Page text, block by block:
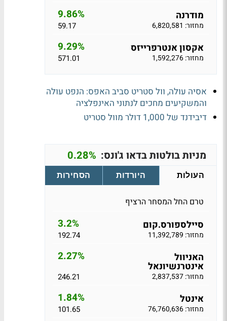
מודרנה 9.86%
מחזור: 6,820,581 59.17
אקסון אנטרפרייזס 9.29%
מחזור: 1,592,276 571.01
אסיה עולה, וול סטריט סביב האפס: הנפט עולה
והמשקיעים מחכים לנתוני האינפלציה
דיבידנד של 1,000 דולר מוול סטריט
מניות בולטות בדאו ג'ונס: 0.28%
העולות היורדות הסחירות
טרם החל המסחר הרציף
סיילספורס.קום 3.2%
מחזור: 11,392,789 192.74
האניוול
אינטרנשיונאל
2.27%
מחזור: 2,837,537 246.21
אינטל 1.84%
מחזור: 76,760,636 101.65